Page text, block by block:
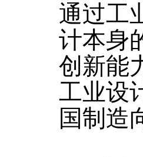
通过工
计本身
创新能
工业设
国制造